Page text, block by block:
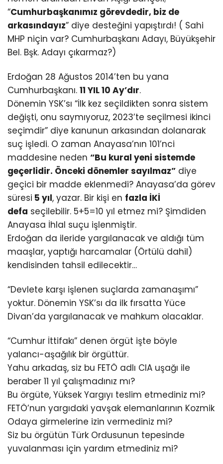
“Cumhurbaşkanımız görevdedir, biz de
arkasındayız” diye desteğini yapıştırdı! ( Sahi
MHP niçin var? Cumhurbaşkanı Adayı, Büyükşehir
Bel. Bşk. Adayı çıkarmaz?)
Erdoğan 28 Ağustos 2014’ten bu yana
Cumhurbaşkanı. 11 YIL 10 Ay’dır.
Dönemin YSK’sı “İlk kez seçildikten sonra sistem
değişti, onu saymıyoruz, 2023’te seçilmesi ikinci
seçimdir” diye kanunun arkasından dolanarak
suç işledi. O zaman Anayasa’nın 101’nci
maddesine neden “Bu kural yeni sistemde
geçerlidir. Önceki dönemler sayılmaz” diye
geçici bir madde eklenmedi? Anayasa’da görev
süresi 5 yıl, yazar. Bir kişi en fazla İKİ
defa seçilebilir. 5+5=10 yıl etmez mi? Şimdiden
Anayasa İhlal suçu işlenmiştir.
Erdoğan da ileride yargılanacak ve aldığı tüm
maaşlar, yaptığı harcamalar (Örtülü dahil)
kendisinden tahsil edilecektir…
“Devlete karşı işlenen suçlarda zamanaşımı”
yoktur. Dönemin YSK’sı da ilk fırsatta Yüce
Divan’da yargılanacak ve mahkum olacaklar.
“Cumhur İttifakı” denen örgüt işte böyle
yalancı-aşağılık bir örgüttür.
Yahu arkadaş, siz bu FETÖ adlı CIA uşağı ile
beraber 11 yıl çalışmadınız mı?
Bu örgüte, Yüksek Yargıyı teslim etmediniz mi?
FETÖ’nun yargıdaki yavşak elemanlarının Kozmik
Odaya girmelerine izin vermediniz mi?
Siz bu örgütün Türk Ordusunun tepesinde
yuvalanması için yardım etmediniz mi?